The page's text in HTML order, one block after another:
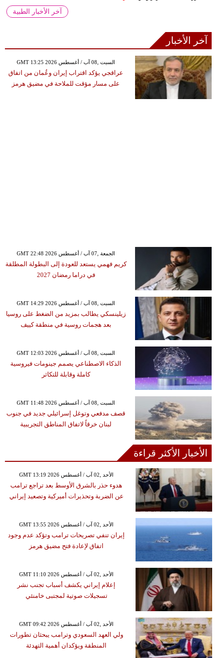
آخر الأخبار الطبية
آخر الأخبار
GMT 13:25 2026 السبت ,08 آب / أغسطس
عراقجي يؤكد اقتراب إيران وعُمان من اتفاق
على مسار مؤقت للملاحة في مضيق هرمز
GMT 22:48 2026 الجمعة ,07 آب / أغسطس
كريم فهمي يستعد للعودة إلى البطولة المطلقة
في دراما رمضان 2027
GMT 14:29 2026 السبت ,08 آب / أغسطس
زيلينسكي يطالب بمزيد من الضغط على روسيا
بعد هجمات روسية في منطقة كييف
GMT 12:03 2026 السبت ,08 آب / أغسطس
الذكاء الاصطناعي يصمم جينومات فيروسية
كاملة وقابلة للتكاثر
GMT 11:48 2026 السبت ,08 آب / أغسطس
قصف مدفعي وتوغل إسرائيلي جديد في جنوب
لبنان خرقاً لاتفاق المناطق التجريبية
الأخبار الأكثر قراءة
GMT 13:19 2026 الأحد ,02 آب / أغسطس
هدوء حذر بالشرق الأوسط بعد تراجع ترامب
عن الضربة وتحذيرات أميركية وتصعيد إيراني
GMT 13:55 2026 الأحد ,02 آب / أغسطس
إيران تنفي تصريحات ترامب وتؤكد عدم وجود
اتفاق لإعادة فتح مضيق هرمز
GMT 11:10 2026 الأحد ,02 آب / أغسطس
إعلام إيراني يكشف أسباب تجنب نشر
تسجيلات صوتية لمجتبى خامنئي
GMT 09:42 2026 الأحد ,02 آب / أغسطس
ولي العهد السعودي وترامب يبحثان تطورات
المنطقة ويؤكدان أهمية التهدئة